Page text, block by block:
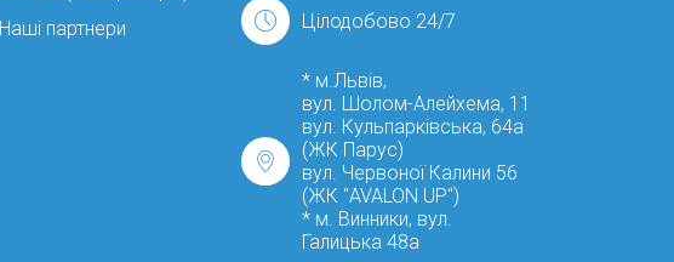
Наші партнери
Цілодобово 24/7
* м.Львів,
вул. Шолом-Алейхема, 11
вул. Кульпарківська, 64а
(ЖК Парус)
вул. Червоної Калини 56
(ЖК "AVALON UP")
* м. Винники, вул.
Галицька 48а